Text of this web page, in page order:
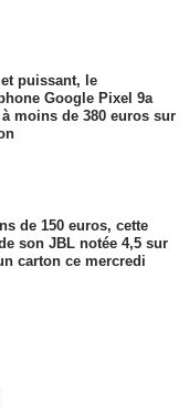
et puissant, le
Google Pixel 9a
moins de 380 euros sur
de 150 euros, cette
son JBL notée 4,5 sur
carton ce mercredi